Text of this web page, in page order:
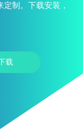
制。下载安装，
载